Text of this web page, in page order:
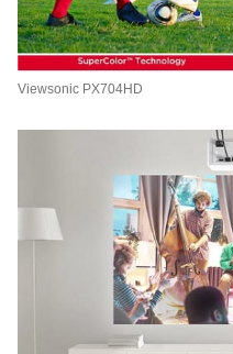
Viewsonic PX704HD